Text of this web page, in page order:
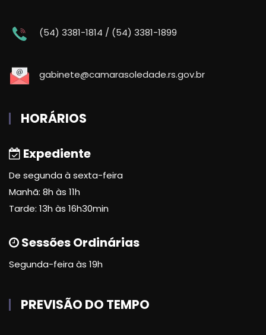
(54) 3381-1814 / (54) 3381-1899
gabinete@camarasoledade.rs.gov.br
HORÁRIOS
Expediente
De segunda à sexta-feira
Manhã: 8h às 11h
Tarde: 13h às 16h30min
Sessões Ordinárias
Segunda-feira às 19h
PREVISÃO DO TEMPO